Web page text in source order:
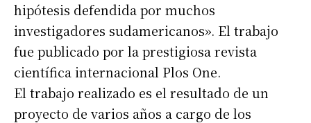
hipótesis defendida por muchos
investigadores sudamericanos». El trabajo
fue publicado por la prestigiosa revista
científica internacional Plos One.
El trabajo realizado es el resultado de un
proyecto de varios años a cargo de los